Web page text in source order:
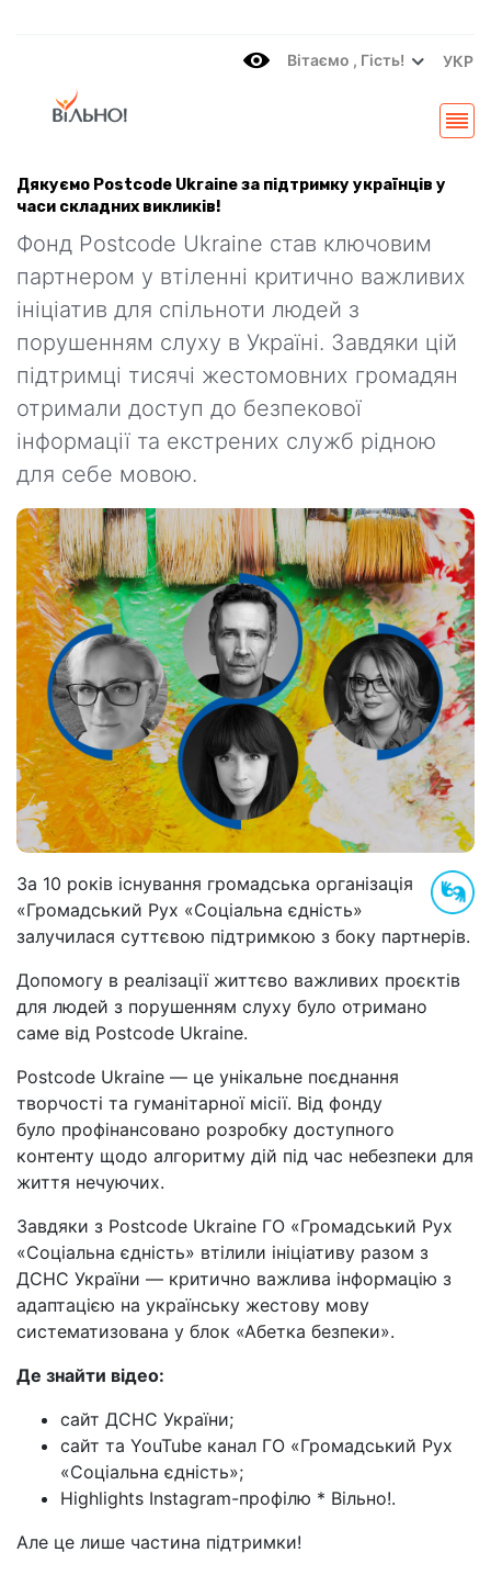
Вітаємo , Гість! УКР
Дякуємо Postcode Ukraine за підтримку українців у
часи складних викликів!
Фонд Postcode Ukraine став ключовим
партнером у втіленні критично важливих
ініціатив для спільноти людей з
порушенням слуху в Україні. Завдяки цій
підтримці тисячі жестомовних громадян
отримали доступ до безпекової
інформації та екстрених служб рідною
для себе мовою.
За 10 років існування громадська організація
«Громадський Рух «Соціальна єдність»
залучилася суттєвою підтримкою з боку партнерів.
Допомогу в реалізації життєво важливих проєктів
для людей з порушенням слуху було отримано
саме від Postcode Ukraine.
Postcode Ukraine — це унікальне поєднання
творчості та гуманітарної місії. Від фонду
було профінансовано розробку доступного
контенту щодо алгоритму дій під час небезпеки для
життя нечуючих.
Завдяки з Postcode Ukraine ГО «Громадський Рух
«Соціальна єдність» втілили ініціативу разом з
ДСНС України — критично важлива інформацію з
адаптацією на українську жестову мову
систематизована у блок «Абетка безпеки».
Де знайти відео:
сайт ДСНС України;
сайт та YouTube канал ГО «Громадський Рух
«Соціальна єдність»;
Highlights Instagram-профілю * Вільно!.
Але це лише частина підтримки!